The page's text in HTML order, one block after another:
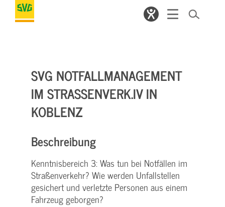
SVG NOTFALLMANAGEMENT
IM STRASSENVERK.IV IN K
OBLENZ
Beschreibung
Kenntnisbereich 3: Was tun bei Notfällen im
Straßenverkehr? Wie werden Unfallstellen
gesichert und verletzte Personen aus einem
Fahrzeug geborgen?